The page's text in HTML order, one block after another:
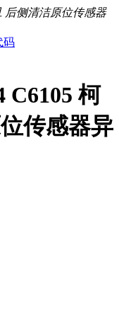
码
C6105 柯
传感器异